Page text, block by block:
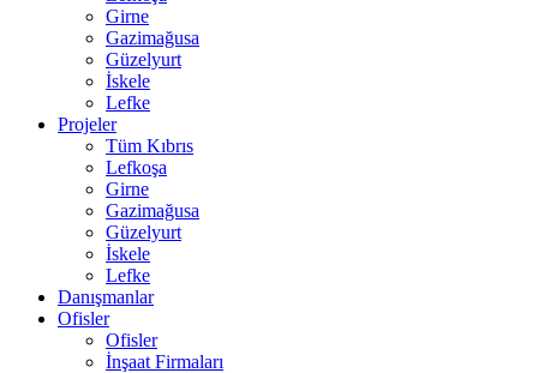
Girne
Gazimağusa
Güzelyurt
İskele
Lefke
Projeler
Tüm Kıbrıs
Lefkoşa
Girne
Gazimağusa
Güzelyurt
İskele
Lefke
Danışmanlar
Ofisler
Ofisler
İnşaat Firmaları